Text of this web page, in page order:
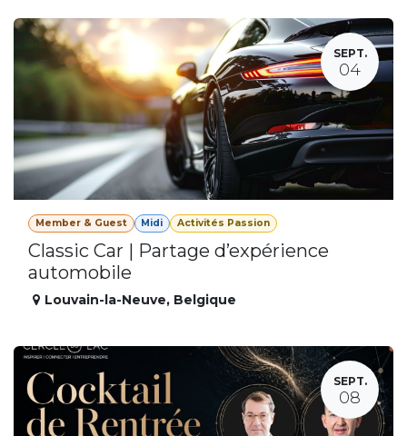
SEPT.
04
Member & Guest Midi Activités Passion
Classic Car | Partage d’expérience
automobile
Louvain-la-Neuve, Belgique
SEPT.
08